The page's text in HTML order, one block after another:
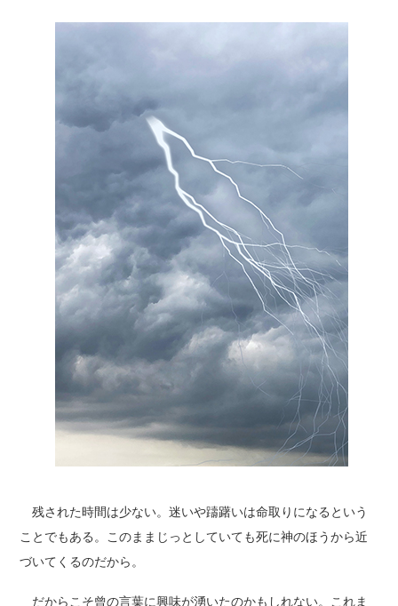
残された時間は少ない。迷いや躊躇いは命取りになるという
ことでもある。このままじっとしていても死に神のほうから近
づいてくるのだから。
だからこそ曾の言葉に興味が湧いたのかもしれない。これま